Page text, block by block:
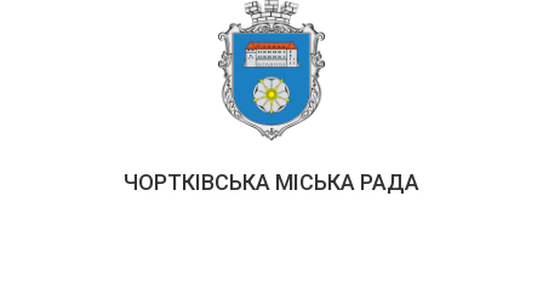
ЧОРТКІВСЬКА МІСЬКА РАДА